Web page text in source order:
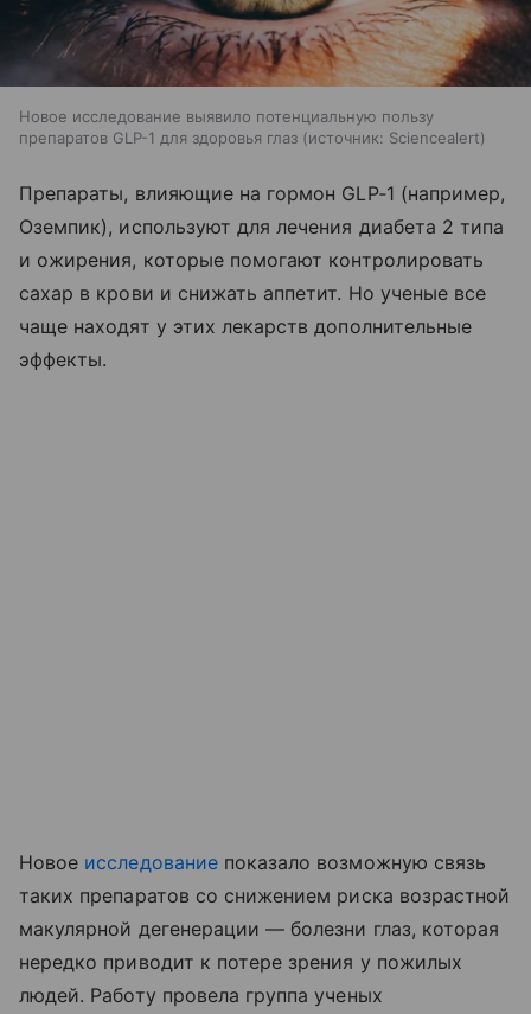
Новое исследование выявило потенциальную пользу
препаратов GLP-1 для здоровья глаз
источник: Sciencealert
Препараты, влияющие на гормон GLP‑1 (например,
Оземпик), используют для лечения диабета 2 типа
и ожирения, которые помогают контролировать
сахар в крови и снижать аппетит. Но ученые все
чаще находят у этих лекарств дополнительные
эффекты.
Новое исследованиепоказало возможную связь
таких препаратов со снижением риска возрастной
макулярной дегенерации — болезни глаз, которая
нередко приводит к потере зрения у пожилых
людей. Работу провела группа ученых